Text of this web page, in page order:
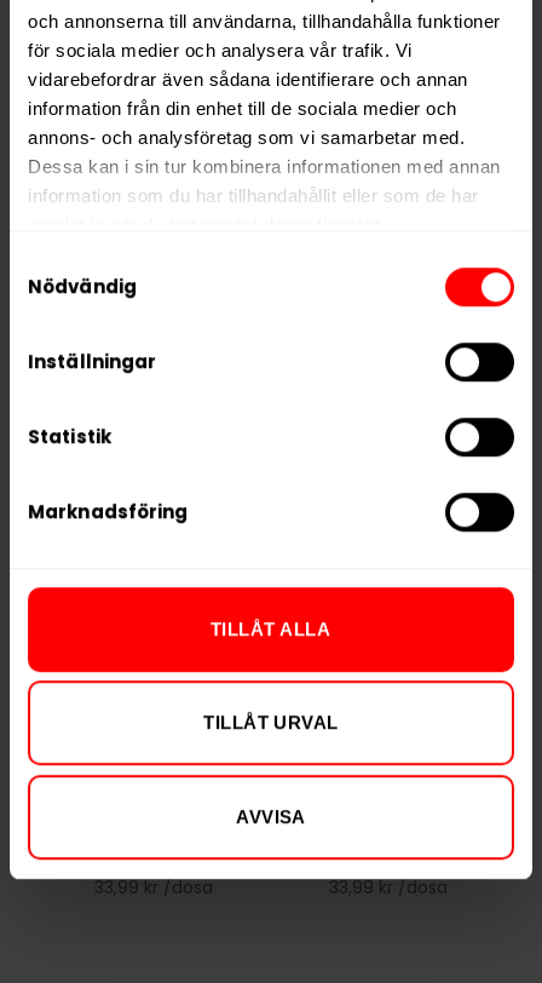
och annonserna till användarna, tillhandahålla funktioner
för sociala medier och analysera vår trafik. Vi
vidarebefordrar även sådana identifierare och annan
information från din enhet till de sociala medier och
annons- och analysföretag som vi samarbetar med.
Dessa kan i sin tur kombinera informationen med annan
information som du har tillhandahållit eller som de har
We work with
who may receive and
Nödvändig
Inställningar
Statistik
Marknadsföring
TILLÅT ALLA
TILLÅT URVAL
AVVISA
PRODUKTINFORMATION
Typ
Lössnus
Smak
Citrus ,Traditionell
Format
Lös
Varumärke
Citron x Lime Vit
339,90 kr
33,99 kr /dosa
Mint Vit Portion
339,90 kr
33,99 kr /dosa